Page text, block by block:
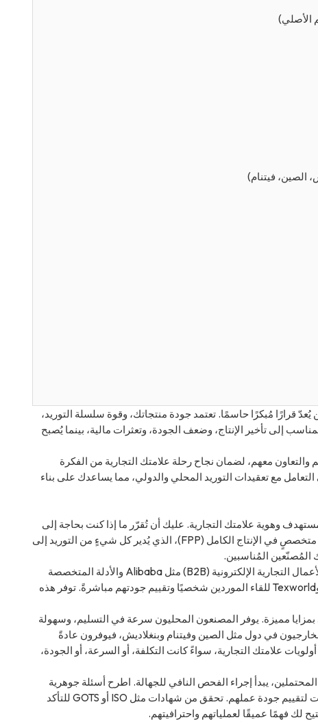
فيتنام)
قرارًا مُبكرًا حاسمًا. تعتمد جودة منتجاتك، وقوة سلسلة التوريد،
إلى تأخير الإنتاج، وضعف الجودة، وتعثرات مالية، بينما يُصبح
معهم، لضمان نجاح رحلة علامتك التجارية من الفكرة
مع تعقيدات التوريد المحلي والدولي، مما يساعدك على بناء
وهوية علامتك التجارية. عليك أن تُقرّر ما إذا كنت بحاجة إلى
شريكٍ متخصصٍ في القطع والتصنيع والتشذيب (CMT)، حيث تُورّد المواد، أو شريكٍ متخصصٍ في الإنتاج الكامل (FPP)، الذي يُدير كل شيءٍ من التوريد إلى
المُصنّعين المُناسبين.
لا تقتصر بحثك على قناة واحدة. استفد من أسواق الأعمال التجارية الإلكترونية (B2B) مثل Alibaba والأدلة المتخصصة
مثل Maker's Row. احضر معارض تجارية متخصصة مثل SOURCING at MAGIC وTexworld للقاء الموردين شخصيًا وتقييم جودتهم مباشرةً. توفر هذه
مميزة. يوفر المصنعون المحليون سرعة في التسليم، وسهولة
في دول مثل الصين وفيتنام وبنغلاديش، فيوفرون عادةً
علامتك التجارية، سواءً كانت التكلفة، أو السرعة، أو الجودة،
يبدأ إجراء الفحص النافي للجهالة. اطرح أسئلة جوهرية
حول تخصصهم، وكميات الطلب الدنيا (MOQs)، ومواعيد التسليم. اطلب دائمًا عينات لتقييم جودة عملهم. تحقق من شهادات مثل ISO أو GOTS للتأكد
لك فهمًا عميقًا لعملياتهم واحترافيتهم.